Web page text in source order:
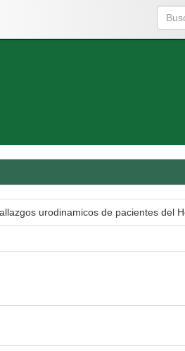
urodinamicos de pacientes del